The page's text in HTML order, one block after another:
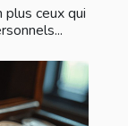
ceux qui